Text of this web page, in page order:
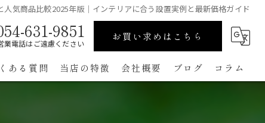
気商品比較2025年版｜インテリアに合う設置実例と最新価格ガイド
631-9851
業電話はご遠慮ください
お買い求めはこちら
ある質問 当店の特徴 会社概要 ブログ コラム